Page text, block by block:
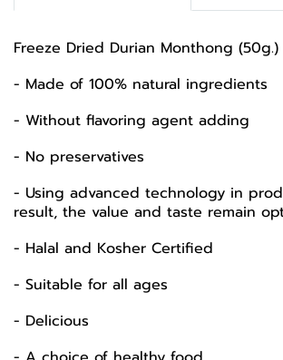
Freeze Dried Durian Monthong (50g.)
- Made of 100% natural ingredients
- Without flavoring agent adding
- No preservatives
- Using advanced technology in
result, the value and taste remain
- Halal and Kosher Certified
- Suitable for all ages
- Delicious